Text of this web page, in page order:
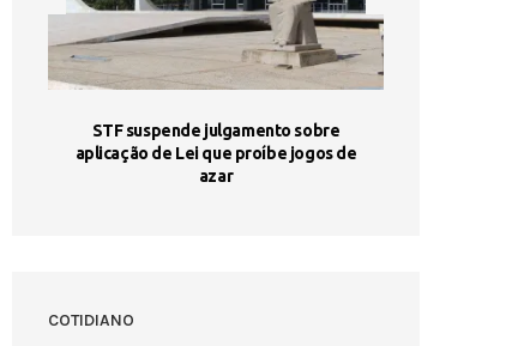
STF suspende julgamento sobre
aplicação de Lei que proíbe jogos de
azar
COTIDIANO